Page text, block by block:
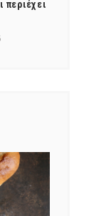
περιέχει